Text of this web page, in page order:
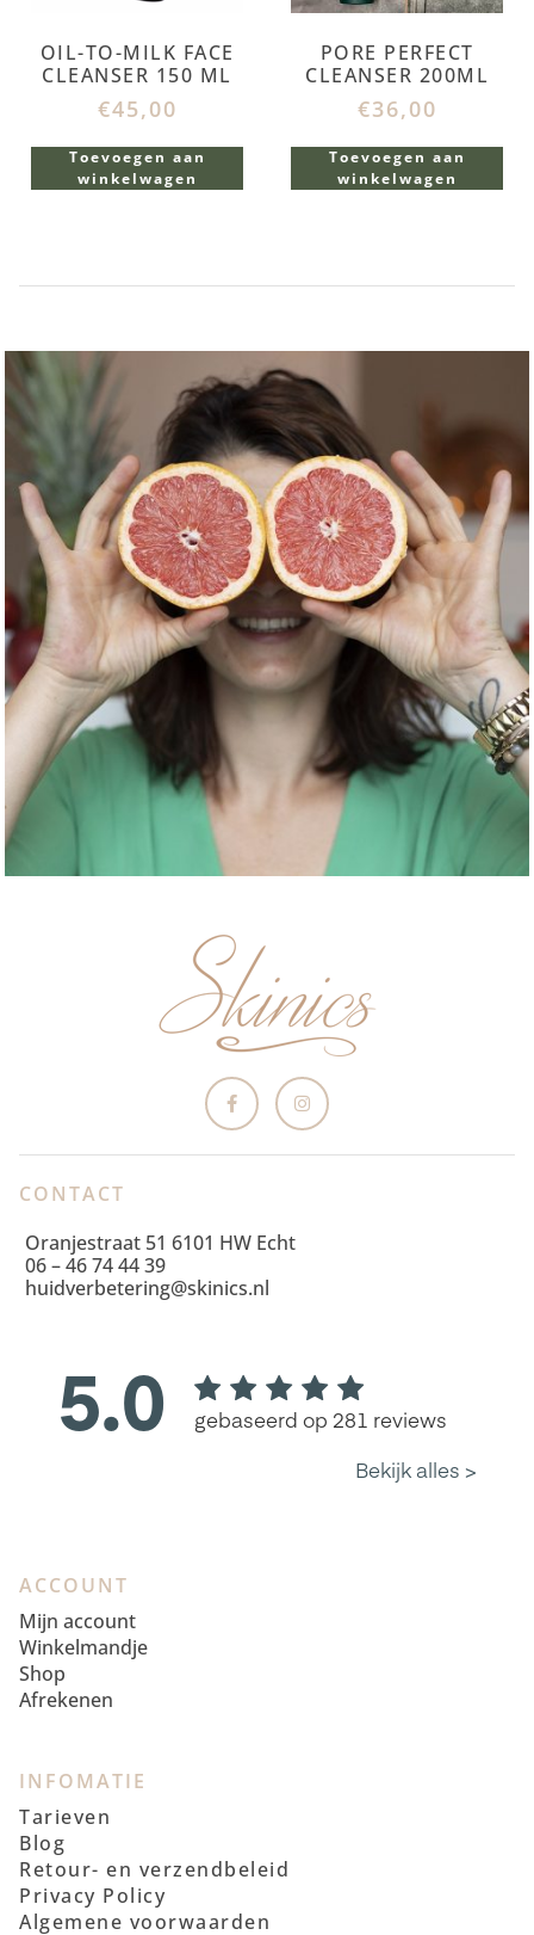
OIL-TO-MILK FACE
CLEANSER 150 ML
€45,00
Toevoegen aan
winkelwagen
PORE PERFECT
CLEANSER 200ML
€36,00
Toevoegen aan
winkelwagen
CONTACT
Oranjestraat 51 6101 HW Echt
06 – 46 74 44 39
huidverbetering@skinics.nl
ACCOUNT
Mijn account
Winkelmandje
Shop
Afrekenen
INFOMATIE
Tarieven
Blog
Retour- en verzendbeleid
Privacy Policy
Algemene voorwaarden